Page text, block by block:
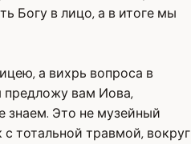
Богу в лицо, а в итоге мы
а вихрь вопроса в
предложу вам Иова,
знаем. Это не музейный
с тотальной травмой, вокруг